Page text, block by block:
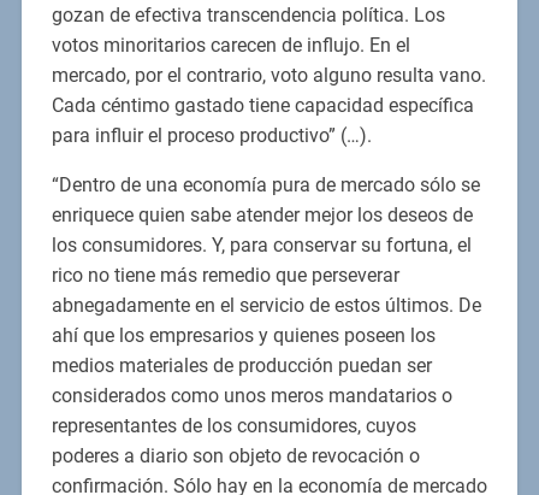
gozan de efectiva transcendencia política. Los
votos minoritarios carecen de influjo. En el
mercado, por el contrario, voto alguno resulta vano.
Cada céntimo gastado tiene capacidad específica
para influir el proceso productivo” (…).
“Dentro de una economía pura de mercado sólo se
enriquece quien sabe atender mejor los deseos de
los consumidores. Y, para conservar su fortuna, el
rico no tiene más remedio que perseverar
abnegadamente en el servicio de estos últimos. De
ahí que los empresarios y quienes poseen los
medios materiales de producción puedan ser
considerados como unos meros mandatarios o
representantes de los consumidores, cuyos
poderes a diario son objeto de revocación o
confirmación. Sólo hay en la economía de mercado